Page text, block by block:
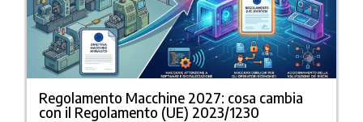
Regolamento Macchine 2027: cosa cambia
con il Regolamento (UE) 2023/1230